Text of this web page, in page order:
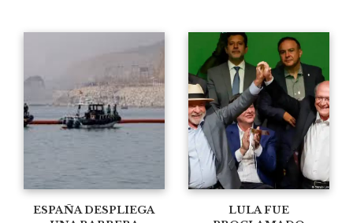
ESPAÑA DESPLIEGA
LULA FUE